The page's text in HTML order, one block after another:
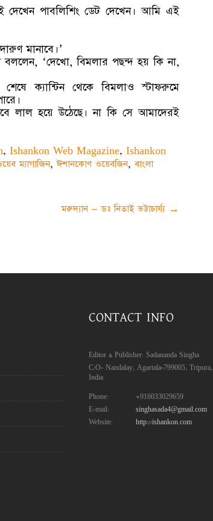
দেখেন পাবলিশিং ডেট দেখেন। আমি এই
মানাবে।’
‘দেখো, বিমলার পছন্দ হয় কি না,
ক্যান্টিন থেকে বিমলাও স্টাফরুমে
লাল হয়ে উঠেছে। না কি সে আমাদেরই
, Ishankon Web Magazine, Ishankon
ম্যাগাজিন,ঈশানকোণ ওয়েবজিন,বাংলা
মরুদ্যান – ডঃ নিতাই ভট্টাচার্য্য →
CONTACT INFO
Editor & Publisher: Sadananda Singha
C/O- Nandalay, Agartala-799005, Tripura,
India
Phone:
+916033029659
E-mail:
singhasada4@gmail.com
Website:
http://ishankon.com